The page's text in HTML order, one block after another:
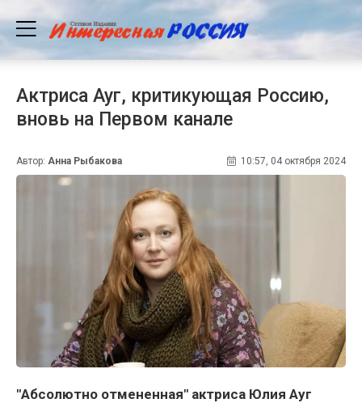
Актриса Ауг, критикующая Россию,
вновь на Первом канале
Автор: Анна Рыбакова 10:57, 04 октября 2024
"Абсолютно отмененная" актриса Юлия Ауг